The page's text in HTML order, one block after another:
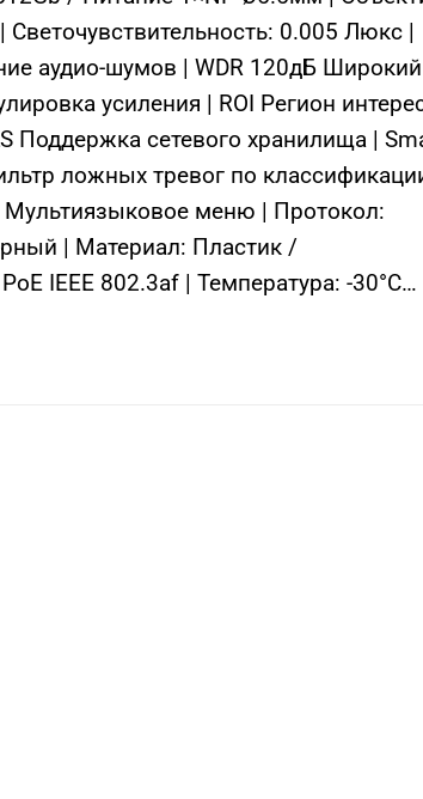
0.005 Люкс |
аудио-шумов | WDR 120дБ Широкий
усиления | ROI Регион
Поддержка сетевого хранилища |
ложных тревог по
Мультиязыковое меню | Протокол:
| Материал: Пластик /
IEEE 802.3af | Температура: -30°C…